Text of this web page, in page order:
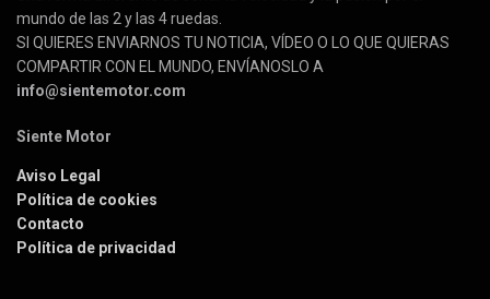
mundo de las 2 y las 4 ruedas.
SI QUIERES ENVIARNOS TU NOTICIA, VÍDEO O LO QUE QUIERAS
COMPARTIR CON EL MUNDO, ENVÍANOSLO A
info@sientemotor.com
Siente Motor
Aviso Legal
Política de cookies
Contacto
Política de privacidad